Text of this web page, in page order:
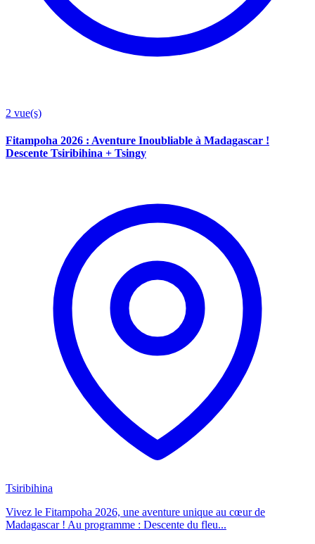
2 vue(s)
Fitampoha 2026 : Aventure Inoubliable à Madagascar !
Descente Tsiribihina + Tsingy
Tsiribihina
Vivez le Fitampoha 2026, une aventure unique au cœur de
Madagascar ! Au programme : Descente du fleu...